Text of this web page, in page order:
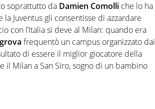
soprattutto da Damien Comolli che lo ha
Juventus gli consentisse di azzardare
con l’Italia si deve al Milan: quando era
frequentò un campus organizzato dai
di essere il miglior giocatore della
Milan a San Siro, sogno di un bambino